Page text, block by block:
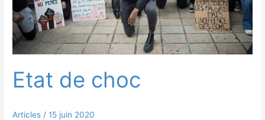
Etat de choc
Articles /15 juin 2020